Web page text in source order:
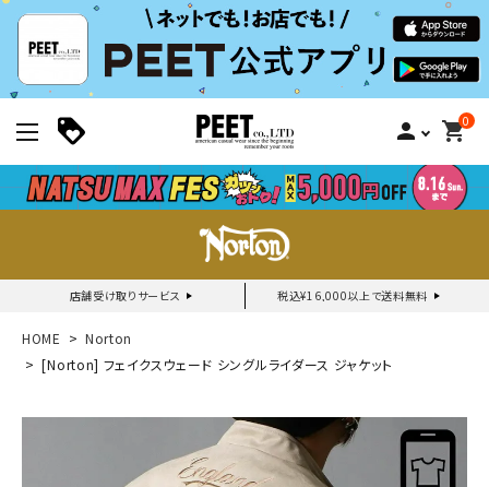
person 0
shopping_cart
店舗受け取りサービス 税込¥16,000以上で送料無料
新規会員登録｜ログイン
search
HOME
Norton
[Norton] フェイクスウェード シングルライダース ジャケット